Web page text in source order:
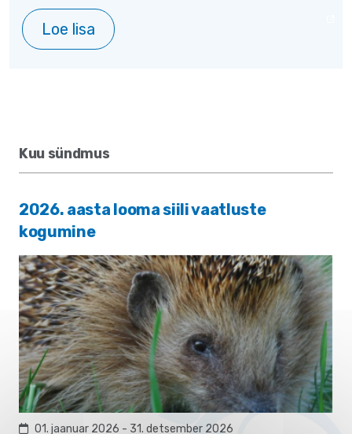
Loe lisa
Kuu sündmus
2026. aasta looma siili vaatluste
kogumine
01. jaanuar 2026 - 31. detsember 2026